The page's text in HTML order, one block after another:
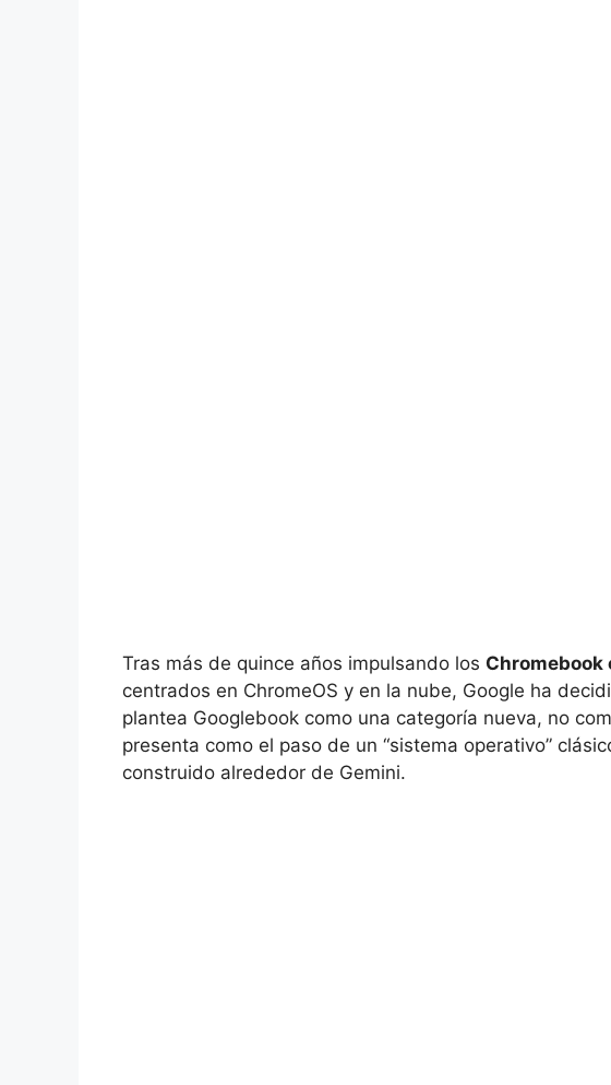
Tras más de quince años impulsando los Chromebook
centrados en ChromeOS y en la nube, Google ha
plantea Googlebook como una categoría nueva, no
presenta como el paso de un “sistema operativo”
construido alrededor de Gemini.